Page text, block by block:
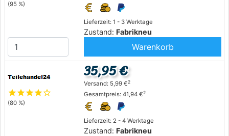
(95 %)
Lieferzeit: 1 - 3 Werktage
Zustand: Fabrikneu
Warenkorb
starstarstarstarstar_outline
(80 %)
Lieferzeit: 2 - 4 Werktage
Zustand: Fabrikneu
35,95 €
Versand: 5,99 €2
Gesamtpreis: 41,94 €2